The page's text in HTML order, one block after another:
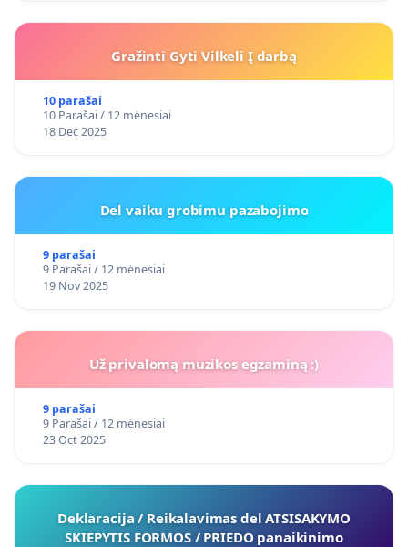
Gražinti Gyti Vilkeli Į darbą
10 parašai
10 Parašai / 12 mėnesiai
18 Dec 2025
Del vaiku grobimu pazabojimo
9 parašai
9 Parašai / 12 mėnesiai
19 Nov 2025
Už privalomą muzikos egzaminą :)
9 parašai
9 Parašai / 12 mėnesiai
23 Oct 2025
Deklaracija / Reikalavimas del ATSISAKYMO
SKIEPYTIS FORMOS / PRIEDO panaikinimo